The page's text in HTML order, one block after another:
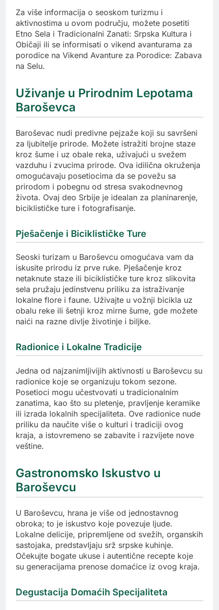
Za više informacija o seoskom turizmu i
aktivnostima u ovom području, možete posetiti
Etno Sela i Tradicionalni Zanati: Srpska Kultura i
Običaji ili se informisati o vikend avanturama za
porodice na Vikend Avanture za Porodice: Zabava
na Selu.
Uživanje u Prirodnim Lepotama
Baroševca
Baroševac nudi predivne pejzaže koji su savršeni
za ljubitelje prirode. Možete istražiti brojne staze
kroz šume i uz obale reka, uživajući u svežem
vazduhu i zvucima prirode. Ova idilična okruženja
omogućavaju posetiocima da se povežu sa
prirodom i pobegnu od stresa svakodnevnog
života. Ovaj deo Srbije je idealan za planinarenje,
biciklističke ture i fotografisanje.
Pješačenje i Biciklističke Ture
Seoski turizam u Baroševcu omogućava vam da
iskusite prirodu iz prve ruke. Pješačenje kroz
netaknute staze ili biciklističke ture kroz slikovita
sela pružaju jedinstvenu priliku za istraživanje
lokalne flore i faune. Uživajte u vožnji bicikla uz
obalu reke ili šetnji kroz mirne šume, gde možete
naići na razne divlje životinje i biljke.
Radionice i Lokalne Tradicije
Jedna od najzanimljivijih aktivnosti u Baroševcu su
radionice koje se organizuju tokom sezone.
Posetioci mogu učestvovati u tradicionalnim
zanatima, kao što su pletenje, pravljenje keramike
ili izrada lokalnih specijaliteta. Ove radionice nude
priliku da naučite više o kulturi i tradiciji ovog
kraja, a istovremeno se zabavite i razvijete nove
veštine.
Gastronomsko Iskustvo u
Baroševcu
U Baroševcu, hrana je više od jednostavnog
obroka; to je iskustvo koje povezuje ljude.
Lokalne delicije, pripremljene od svežih, organskih
sastojaka, predstavljaju srž srpske kuhinje.
Očekujte bogate ukuse i autentične recepte koje
su generacijama prenose domaćice iz ovog kraja.
Degustacija Domaćih Specijaliteta